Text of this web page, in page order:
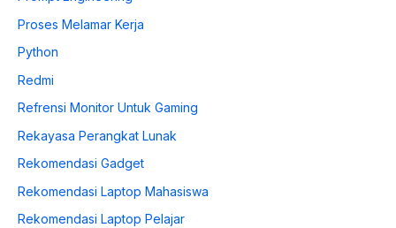
Proses Melamar Kerja
Python
Redmi
Refrensi Monitor Untuk Gaming
Rekayasa Perangkat Lunak
Rekomendasi Gadget
Rekomendasi Laptop Mahasiswa
Rekomendasi Laptop Pelajar